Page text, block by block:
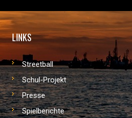
LINKS
Streetball
Schul-Projekt
Presse
Spielberichte